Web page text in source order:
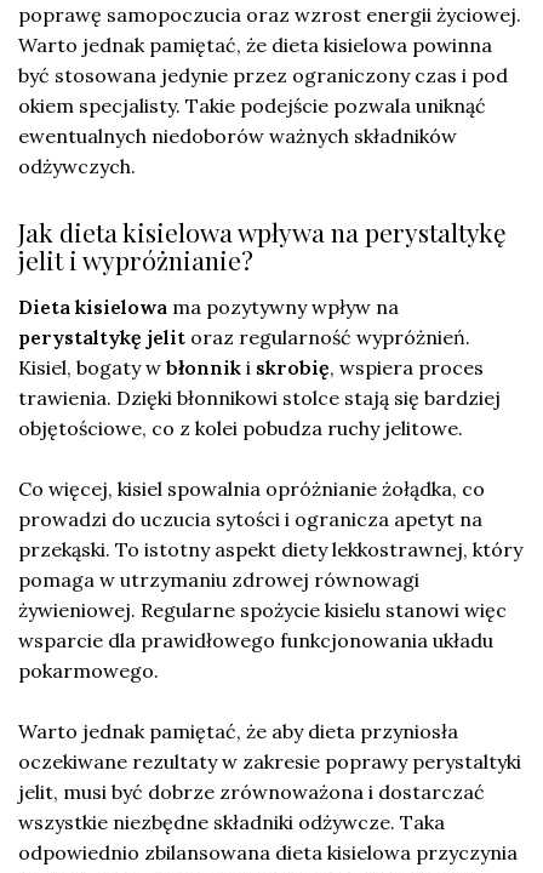
poprawę samopoczucia oraz wzrost energii życiowej.
Warto jednak pamiętać, że dieta kisielowa powinna
być stosowana jedynie przez ograniczony czas i pod
okiem specjalisty. Takie podejście pozwala uniknąć
ewentualnych niedoborów ważnych składników
odżywczych.
Jak dieta kisielowa wpływa na perystaltykę
jelit i wypróżnianie?
Dieta kisielowa ma pozytywny wpływ na
perystaltykę jelit oraz regularność wypróżnień.
Kisiel, bogaty w błonnik i skrobię, wspiera proces
trawienia. Dzięki błonnikowi stolce stają się bardziej
objętościowe, co z kolei pobudza ruchy jelitowe.
Co więcej, kisiel spowalnia opróżnianie żołądka, co
prowadzi do uczucia sytości i ogranicza apetyt na
przekąski. To istotny aspekt diety lekkostrawnej, który
pomaga w utrzymaniu zdrowej równowagi
żywieniowej. Regularne spożycie kisielu stanowi więc
wsparcie dla prawidłowego funkcjonowania układu
pokarmowego.
Warto jednak pamiętać, że aby dieta przyniosła
oczekiwane rezultaty w zakresie poprawy perystaltyki
jelit, musi być dobrze zrównoważona i dostarczać
wszystkie niezbędne składniki odżywcze. Taka
odpowiednio zbilansowana dieta kisielowa przyczynia